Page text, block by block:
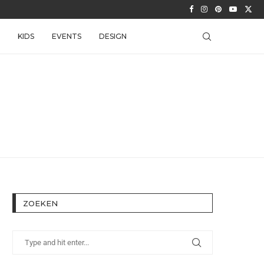
KIDS EVENTS DESIGN
ZOEKEN